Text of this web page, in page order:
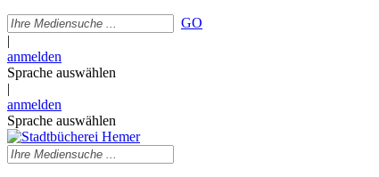
GO
|
anmelden
Sprache auswählen
|
anmelden
Sprache auswählen